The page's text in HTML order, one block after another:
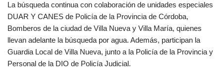
o
d
u
c
t
o
La búsqueda continua con colaboración de unidades especiales
DUAR Y CANES de Policía de la Provincia de Córdoba,
Bomberos de la ciudad de Villa Nueva y Villa María, quienes
llevan adelante la búsqueda por agua. Además, participan la
Guardia Local de Villa Nueva, junto a la Policía de la Provincia y
Personal de la DIO de Policía Judicial.